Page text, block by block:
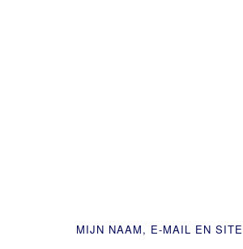
MIJN NAAM, E-MAIL EN